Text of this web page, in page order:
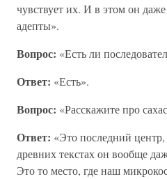
чувствует их. И в этом он
адепты».
Вопрос: «Есть ли
Ответ: «Есть».
Вопрос: «Расскажите про
Ответ: «Это последний
древних текстах он вообще
Это то место, где наш